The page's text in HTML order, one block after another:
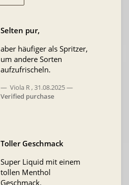
Selten pur,
aber häufiger als Spritzer,
um andere Sorten
aufzufrischeln.
Viola R,31.08.2025
Verified purchase
Toller Geschmack
Super Liquid mit einem
tollen Menthol
Geschmack.